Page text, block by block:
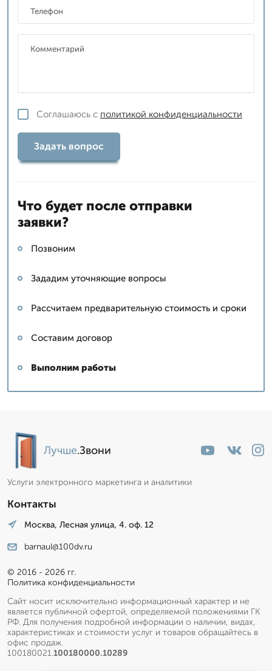
Соглашаюсь с политикой конфиденциальности
Задать вопрос
Что будет после отправки
заявки?
Позвоним
Зададим уточняющие вопросы
Рассчитаем предварительную стоимость и сроки
Составим договор
Выполним работы
Лучше.Звони
Услуги электронного маркетинга и аналитики
Контакты
Москва, Лесная улица, 4. оф. 12
barnaul@100dv.ru
© 2016 - 2026 гг.
Политика конфиденциальности
Сайт носит исключительно информационный характер и не
является публичной офертой, определяемой положениями ГК
РФ. Для получения подробной информации о наличии, видах,
характеристиках и стоимости услуг и товаров обращайтесь в
офис продаж.
100180021.100180000.10289